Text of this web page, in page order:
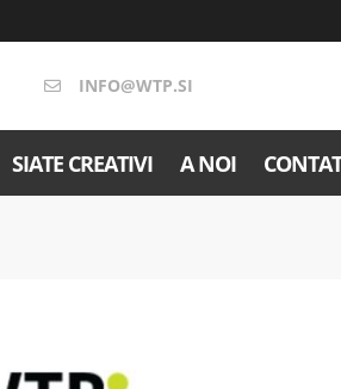
INFO@WTP.SI
SIATE CREATIVI A NOI